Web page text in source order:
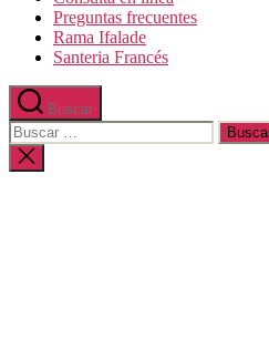
Preguntas frecuentes
Rama Ifalade
Santeria Francés
Buscar
Buscar:
Cerrar
la